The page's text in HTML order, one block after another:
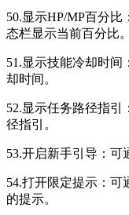
50.显示HP/MP百分
态栏显示当前百分比。
51.显示技能冷却时
却时间。
52.显示任务路径指引
径指引。
53.开启新手引导：可
54.打开限定提示：可
的提示。